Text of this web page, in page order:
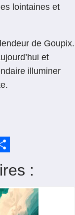
lointaines et
de Goupix.
et
illuminer
S
: